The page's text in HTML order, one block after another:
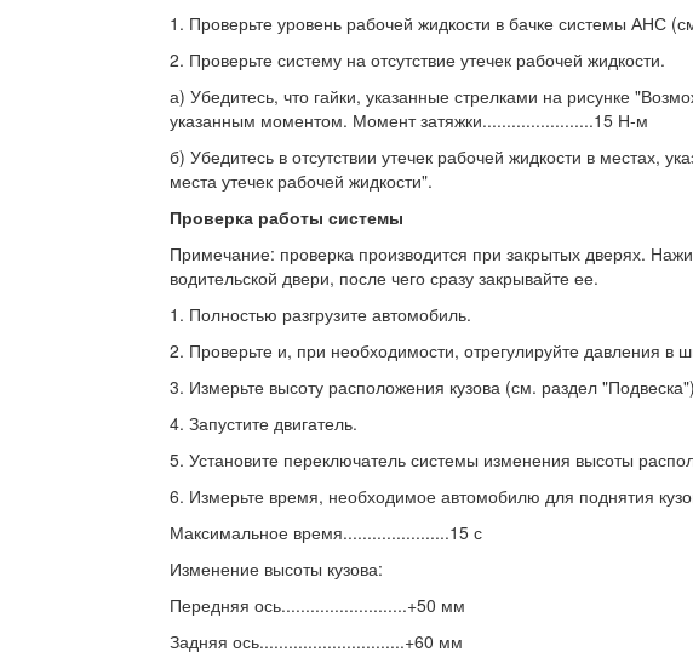
1. Проверьте уровень рабочей жидкости в бачке системы АНС
2. Проверьте систему на отсутствие утечек рабочей жидкости.
а) Убедитесь, что гайки, указанные стрелками на рисунке
указанным моментом. Момент затяжки.......................15 Н-м
б) Убедитесь в отсутствии утечек рабочей жидкости в местах,
места утечек рабочей жидкости".
Проверка работы системы
Примечание: проверка производится при закрытых дверях.
водительской двери, после чего сразу закрывайте ее.
1. Полностью разгрузите автомобиль.
2. Проверьте и, при необходимости, отрегулируйте давления в
3. Измерьте высоту расположения кузова (см. раздел
4. Запустите двигатель.
5. Установите переключатель системы изменения высоты
6. Измерьте время, необходимое автомобилю для поднятия
Максимальное время......................15 с
Изменение высоты кузова:
Передняя ось..........................+50 мм
Задняя ось..............................+60 мм